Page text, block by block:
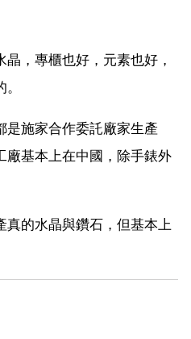
，專櫃也好，元素也好，
是施家合作委託廠家生產
廠基本上在中國，除手錶外
真的水晶與鑽石，但基本上